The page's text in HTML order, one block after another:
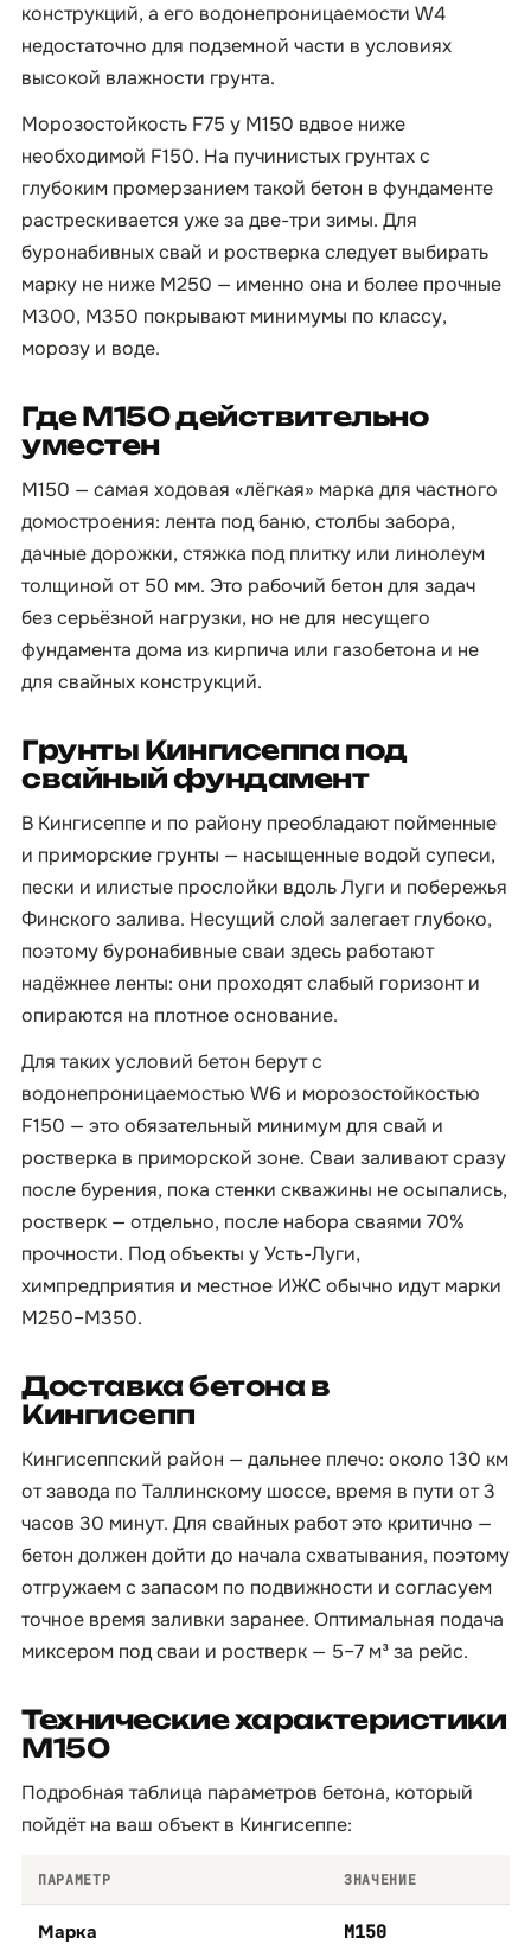
конструкций, а его водонепроницаемости W4
недостаточно для подземной части в условиях
высокой влажности грунта.
Морозостойкость F75 у М150 вдвое ниже
необходимой F150. На пучинистых грунтах с
глубоким промерзанием такой бетон в фундаменте
растрескивается уже за две-три зимы. Для
буронабивных свай и ростверка следует выбирать
марку не ниже М250 — именно она и более прочные
М300, М350 покрывают минимумы по классу,
морозу и воде.
Где М150 действительно
уместен
М150 — самая ходовая «лёгкая» марка для частного
домостроения: лента под баню, столбы забора,
дачные дорожки, стяжка под плитку или линолеум
толщиной от 50 мм. Это рабочий бетон для задач
без серьёзной нагрузки, но не для несущего
фундамента дома из кирпича или газобетона и не
для свайных конструкций.
Грунты Кингисеппа под
свайный фундамент
В Кингисеппе и по району преобладают пойменные
и приморские грунты — насыщенные водой супеси,
пески и илистые прослойки вдоль Луги и побережья
Финского залива. Несущий слой залегает глубоко,
поэтому буронабивные сваи здесь работают
надёжнее ленты: они проходят слабый горизонт и
опираются на плотное основание.
Для таких условий бетон берут с
водонепроницаемостью W6 и морозостойкостью
F150 — это обязательный минимум для свай и
ростверка в приморской зоне. Сваи заливают сразу
после бурения, пока стенки скважины не осыпались,
ростверк — отдельно, после набора сваями 70%
прочности. Под объекты у Усть-Луги,
химпредприятия и местное ИЖС обычно идут марки
М250–М350.
Доставка бетона в
Кингисепп
Кингисеппский район — дальнее плечо: около 130 км
от завода по Таллинскому шоссе, время в пути от 3
часов 30 минут. Для свайных работ это критично —
бетон должен дойти до начала схватывания, поэтому
отгружаем с запасом по подвижности и согласуем
точное время заливки заранее. Оптимальная подача
миксером под сваи и ростверк — 5–7 м³ за рейс.
Технические характеристики
М150
Подробная таблица параметров бетона, который
пойдёт на ваш объект в Кингисеппе:
ПАРАМЕТР ЗНАЧЕНИЕ
Марка М150